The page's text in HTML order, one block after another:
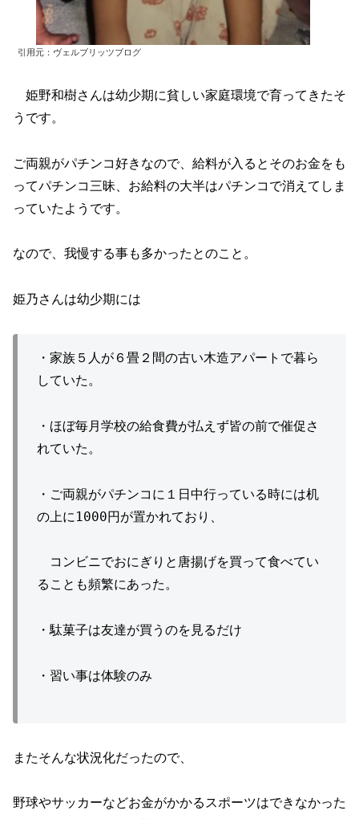
引用元：ヴェルブリッツブログ
姫野和樹さんは幼少期に貧しい家庭環境で育ってきたそ
うです。
ご両親がパチンコ好きなので、給料が入るとそのお金をも
ってパチンコ三昧、お給料の大半はパチンコで消えてしま
っていたようです。
なので、我慢する事も多かったとのこと。
姫乃さんは幼少期には
・家族５人が６畳２間の古い木造アパートで暮ら
していた。
・ほぼ毎月学校の給食費が払えず皆の前で催促さ
れていた。
・ご両親がパチンコに１日中行っている時には机
の上に1000円が置かれており、
コンビニでおにぎりと唐揚げを買って食べてい
ることも頻繁にあった。
・駄菓子は友達が買うのを見るだけ
・習い事は体験のみ
またそんな状況化だったので、
野球やサッカーなどお金がかかるスポーツはできなかった